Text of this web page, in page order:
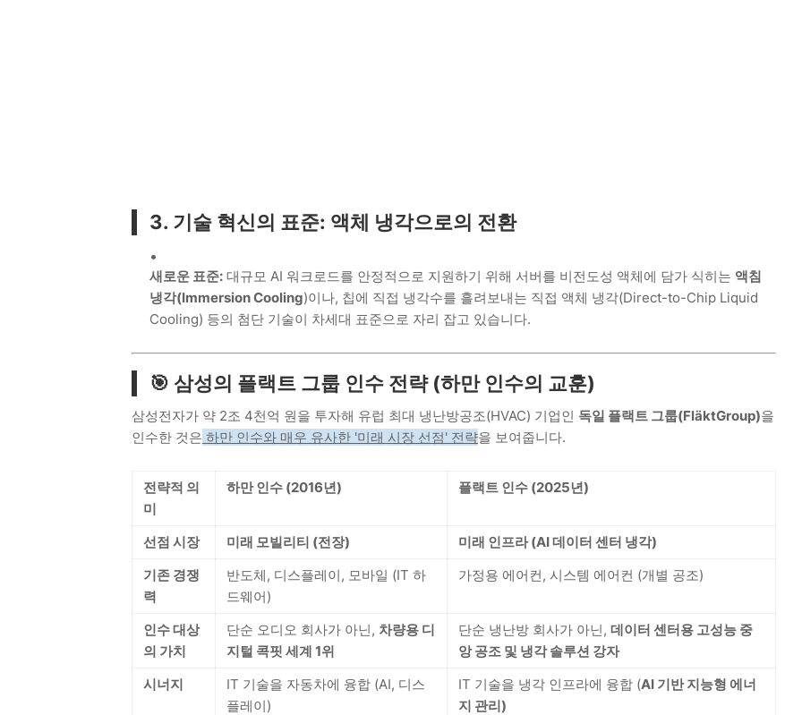
3. 기술 혁신의 표준: 액체 냉각으로의 전환
새로운 표준: 대규모 AI 워크로드를 안정적으로 지원하기 위해 서버를 비전도성 액체에 담가 식히는 액침
냉각(Immersion Cooling)이나, 칩에 직접 냉각수를 흘려보내는 직접 액체 냉각(Direct-to-Chip Liquid
Cooling) 등의 첨단 기술이 차세대 표준으로 자리 잡고 있습니다.
🎯 삼성의 플랙트 그룹 인수 전략 (하만 인수의 교훈)
삼성전자가 약 2조 4천억 원을 투자해 유럽 최대 냉난방공조(HVAC) 기업인 독일 플랙트 그룹(FläktGroup)을
인수한 것은 하만 인수와 매우 유사한 '미래 시장 선점' 전략을 보여줍니다.
전략적 의
미
하만 인수 (2016년) 플랙트 인수 (2025년)
선점 시장 미래 모빌리티 (전장)
미래 인프라 (AI 데이터 센터 냉각)
기존 경쟁
력
반도체, 디스플레이, 모바일 (IT 하
드웨어)
가정용 에어컨, 시스템 에어컨 (개별 공조)
인수 대상
의 가치
단순 오디오 회사가 아닌, 차량용 디
지털 콕핏 세계 1위
단순 냉난방 회사가 아닌, 데이터 센터용 고성능 중
앙 공조 및 냉각 솔루션 강자
시너지
IT 기술을 자동차에 융합 (AI, 디스
플레이)
IT 기술을 냉각 인프라에 융합 (AI 기반 지능형 에너
지 관리)